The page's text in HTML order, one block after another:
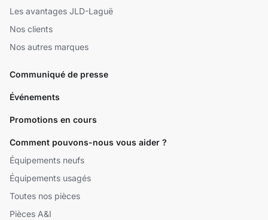
Les avantages JLD-Laguë
Nos clients
Nos autres marques
Communiqué de presse
Événements
Promotions en cours
Comment pouvons-nous vous aider ?
Équipements neufs
Équipements usagés
Toutes nos pièces
Pièces A&I